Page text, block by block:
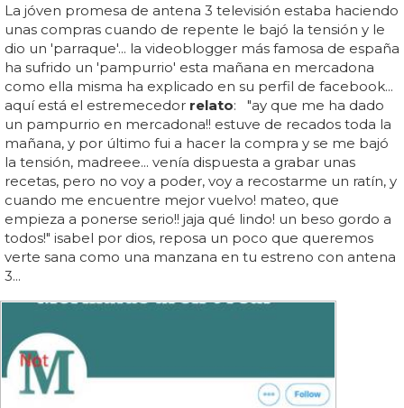
La jóven promesa de antena 3 televisión estaba haciendo
unas compras cuando de repente le bajó la tensión y le
dio un 'parraque'... la videoblogger más famosa de españa
ha sufrido un 'pampurrio' esta mañana en mercadona
como ella misma ha explicado en su perfil de facebook...
aquí está el estremecedor relato: "ay que me ha dado
un pampurrio en mercadona!! estuve de recados toda la
mañana, y por último fui a hacer la compra y se me bajó
la tensión, madreee... venía dispuesta a grabar unas
recetas, pero no voy a poder, voy a recostarme un ratín, y
cuando me encuentre mejor vuelvo! mateo, que
empieza a ponerse serio!! jaja qué lindo! un beso gordo a
todos!" isabel por dios, reposa un poco que queremos
verte sana como una manzana en tu estreno con antena
3...